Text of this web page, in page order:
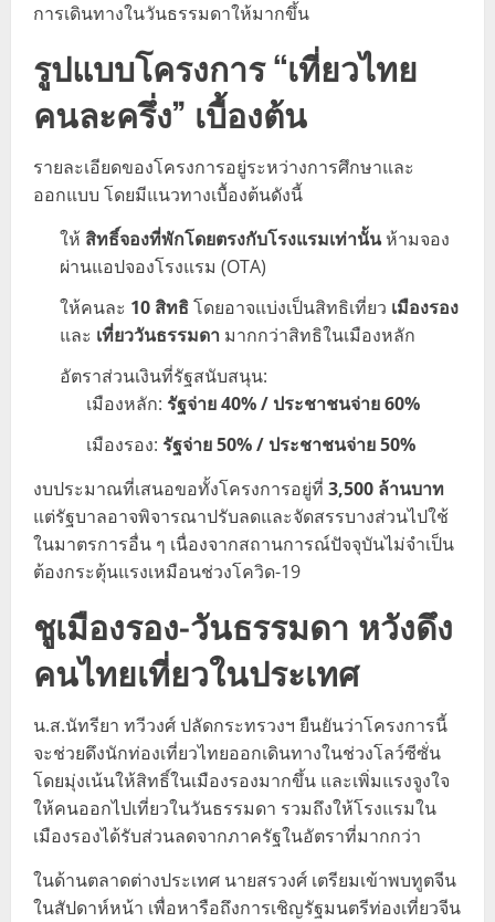
การเดินทางในวันธรรมดาให้มากขึ้น
รูปแบบโครงการ “เที่ยวไทย
คนละครึ่ง” เบื้องต้น
รายละเอียดของโครงการอยู่ระหว่างการศึกษาและ
ออกแบบ โดยมีแนวทางเบื้องต้นดังนี้
ให้ สิทธิ์จองที่พักโดยตรงกับโรงแรมเท่านั้นห้ามจอง
ผ่านแอปจองโรงแรม (OTA)
ให้คนละ 10 สิทธิโดยอาจแบ่งเป็นสิทธิเที่ยว เมืองรอง
และ เที่ยววันธรรมดา มากกว่าสิทธิในเมืองหลัก
อัตราส่วนเงินที่รัฐสนับสนุน:
เมืองหลัก: รัฐจ่าย 40% / ประชาชนจ่าย 60%
เมืองรอง: รัฐจ่าย 50% / ประชาชนจ่าย 50%
งบประมาณที่เสนอขอทั้งโครงการอยู่ที่ 3,500 ล้านบาท
แต่รัฐบาลอาจพิจารณาปรับลดและจัดสรรบางส่วนไปใช้
ในมาตรการอื่น ๆ เนื่องจากสถานการณ์ปัจจุบันไม่จำเป็น
ต้องกระตุ้นแรงเหมือนช่วงโควิด-19
ชูเมืองรอง-วันธรรมดา หวังดึง
คนไทยเที่ยวในประเทศ
น.ส.นัทรียา ทวีวงศ์ ปลัดกระทรวงฯ ยืนยันว่าโครงการนี้
จะช่วยดึงนักท่องเที่ยวไทยออกเดินทางในช่วงโลว์ซีซั่น
โดยมุ่งเน้นให้สิทธิ์ในเมืองรองมากขึ้น และเพิ่มแรงจูงใจ
ให้คนออกไปเที่ยวในวันธรรมดา รวมถึงให้โรงแรมใน
เมืองรองได้รับส่วนลดจากภาครัฐในอัตราที่มากกว่า
ในด้านตลาดต่างประเทศ นายสรวงศ์ เตรียมเข้าพบทูตจีน
ในสัปดาห์หน้า เพื่อหารือถึงการเชิญรัฐมนตรีท่องเที่ยวจีน